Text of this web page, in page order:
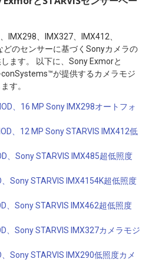
IMX298、IMX327、IMX412、
どのセンサーに基づくSonyカメラの
ます。 以下に、Sony Exmorと
が提供するカメラモジ
す。
、16 MP Sony IMX298オートフォ
、12 MP Sony STARVIS IMX412低
、Sony STARVIS IMX485超低照度
Sony STARVIS IMX4154K超低照度
、Sony STARVIS IMX462超低照度
、Sony STARVIS IMX327カメラモジ
Sony STARVIS IMX290低照度カメ